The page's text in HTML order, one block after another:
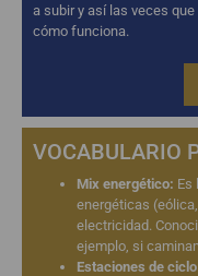
a subir y así las veces
cómo funciona.
VOCABULARIO
Mix energético: Es
energéticas
electricidad.
ejemplo, si
Estaciones de